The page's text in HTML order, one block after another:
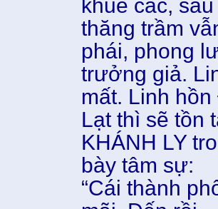
khuê các,
thăng trầm
phái, phong
trưởng giả.
mất. Linh
Lạt thì sẽ tồn
KHÁNH LY
bày tâm sự:
“Cái thành